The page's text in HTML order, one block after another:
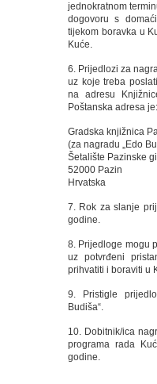
jednokratnom
dogovoru s
tijekom boravka u
Kuće.
6. Prijedlozi za
uz koje treba
na adresu
Poštanska adresa je:
Gradska knjižnica
(za nagradu „Edo
Šetalište Pazinske
52000 Pazin
Hrvatska
7. Rok za slanje
godine.
8. Prijedloge mogu
uz potvrđeni
prihvatiti i boraviti u
9. Pristigle
Budiša“.
10. Dobitnik/ica
programa rada
godine.